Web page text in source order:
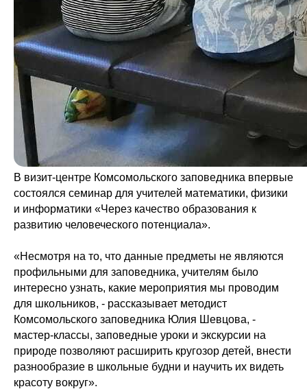
В визит-центре Комсомольского заповедника впервые
состоялся семинар для учителей математики, физики
и информатики «Через качество образования к
развитию человеческого потенциала».
«Несмотря на то, что данные предметы не являются
профильными для заповедника, учителям было
интересно узнать, какие мероприятия мы проводим
для школьников, - рассказывает методист
Комсомольского заповедника Юлия Шевцова, -
мастер-классы, заповедные уроки и экскурсии на
природе позволяют расширить кругозор детей, внести
разнообразие в школьные будни и научить их видеть
красоту вокруг».